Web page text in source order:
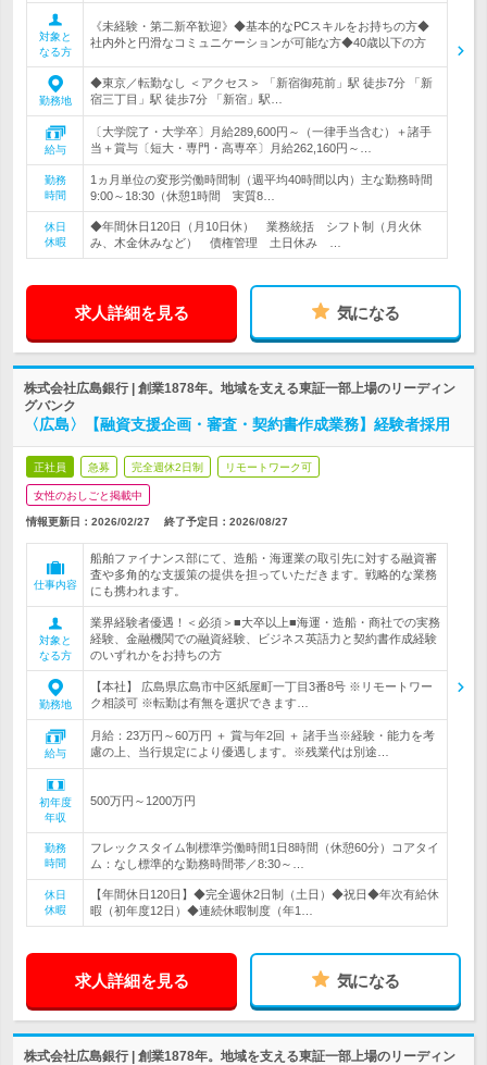
対象と
なる方
《未経験・第二新卒歓迎》◆基本的なPCスキルをお持ちの方◆
社内外と円滑なコミュニケーションが可能な方◆40歳以下の方
勤務地
◆東京／転勤なし ＜アクセス＞ 「新宿御苑前」駅 徒歩7分 「新
宿三丁目」駅 徒歩7分 「新宿」駅…
給与
〔大学院了・大学卒〕月給289,600円～（一律手当含む）＋諸手
当＋賞与〔短大・専門・高専卒〕月給262,160円～…
勤務
時間
1ヵ月単位の変形労働時間制（週平均40時間以内）主な勤務時間
9:00～18:30（休憩1時間 実質8…
休日
休暇
◆年間休日120日（月10日休） 業務統括 シフト制（月火休
み、木金休みなど） 債権管理 土日休み …
求人詳細を見る 気になる
株式会社広島銀行 | 創業1878年。地域を支える東証一部上場のリーディン
グバンク
〈広島〉【融資支援企画・審査・契約書作成業務】経験者採用
正社員 急募 完全週休2日制 リモートワーク可
女性のおしごと掲載中
情報更新日：2026/02/27 終了予定日： 2026/08/27
仕事内容
船舶ファイナンス部にて、造船・海運業の取引先に対する融資審
査や多角的な支援策の提供を担っていただきます。戦略的な業務
にも携われます。
対象と
なる方
業界経験者優遇！＜必須＞■大卒以上■海運・造船・商社での実務
経験、金融機関での融資経験、ビジネス英語力と契約書作成経験
のいずれかをお持ちの方
勤務地
【本社】 広島県広島市中区紙屋町一丁目3番8号 ※リモートワー
ク相談可 ※転勤は有無を選択できます…
給与
月給：23万円～60万円 ＋ 賞与年2回 ＋ 諸手当※経験・能力を考
慮の上、当行規定により優遇します。※残業代は別途…
初年度
年収
500万円～1200万円
勤務
時間
フレックスタイム制標準労働時間1日8時間（休憩60分）コアタイ
ム：なし標準的な勤務時間帯／8:30～…
休日
休暇
【年間休日120日】◆完全週休2日制（土日）◆祝日◆年次有給休
暇（初年度12日）◆連続休暇制度（年1…
求人詳細を見る 気になる
株式会社広島銀行 | 創業1878年。地域を支える東証一部上場のリーディン